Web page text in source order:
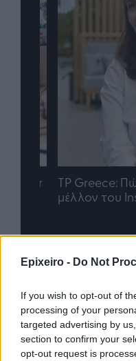
Epixeiro - Do Not
If you wish to opt-out of
processing of your
targeted advertising by
section to confirm your
opt-out request is
TP Greece: Πώς
μέλλον του
Advertorial
Περισσότερα από το